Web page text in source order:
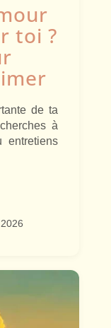
toi ?
de ta
à
entretiens